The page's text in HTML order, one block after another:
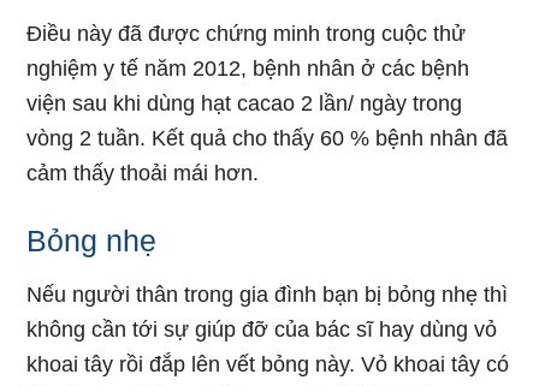
Điều này đã được chứng minh trong cuộc thử
nghiệm y tế năm 2012, bệnh nhân ở các bệnh
viện sau khi dùng hạt cacao 2 lần/ ngày trong
vòng 2 tuần. Kết quả cho thấy 60 % bệnh nhân đã
cảm thấy thoải mái hơn.
Bỏng nhẹ
Nếu người thân trong gia đình bạn bị bỏng nhẹ thì
không cần tới sự giúp đỡ của bác sĩ hay dùng vỏ
khoai tây rồi đắp lên vết bỏng này. Vỏ khoai tây có